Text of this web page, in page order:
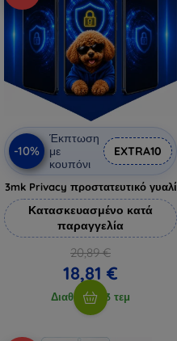
-10%
Έκπτωση
με
κουπόνι
EXTRA10
3mk Privacy προστατευτικό γυαλί
Κατασκευασμένο κατά
παραγγελία
20,89 €
18,81 €
Διαθέσιμο 3 τεμ